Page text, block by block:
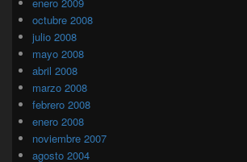
octubre 2008
julio 2008
mayo 2008
abril 2008
marzo 2008
febrero 2008
enero 2008
noviembre 2007
agosto 2004